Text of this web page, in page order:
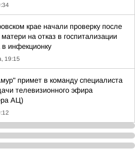
крае начали проверку после
на отказ в госпитализации
в инфекционку
19:15
примет в команду специалиста
телевизионного эфира
АЦ)